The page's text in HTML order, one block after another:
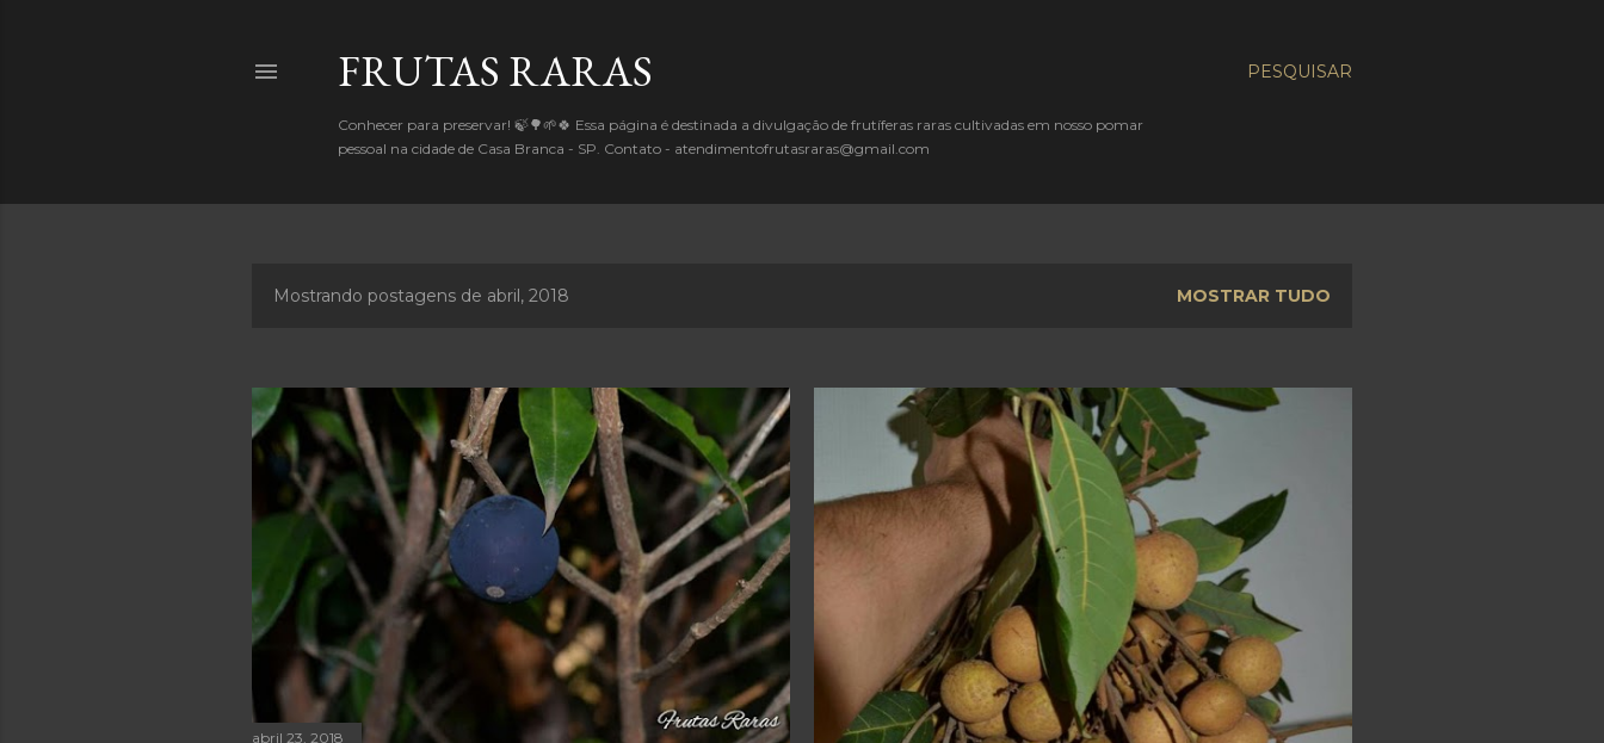
PESQUISAR
FRUTAS RARAS
Conhecer para preservar! 🍃🌳🌱🍀 Essa página é destinada a divulgação de frutíferas raras cultivadas em nosso pomar
pessoal na cidade de Casa Branca - SP. Contato - atendimentofrutasraras@gmail.com
s
t
a
e
n
s
Mostrando postagens de abril, 2018 MOSTRAR TUDO
abril 23, 2018